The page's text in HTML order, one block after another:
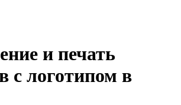
и печать
с логотипом в